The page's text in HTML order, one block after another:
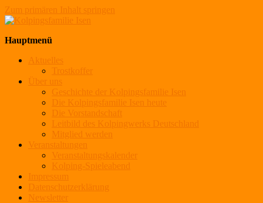
Zum primären Inhalt springen
Hauptmenü
Aktuelles
Trostkoffer
Über uns
Geschichte der Kolpingsfamilie Isen
Die Kolpingsfamilie Isen heute
Die Vorstandschaft
Leitbild des Kolpingwerks Deutschland
Mitglied werden
Veranstaltungen
Veranstaltungskalender
Kolping-Spieleabend
Impressum
Datenschutzerklärung
Newsletter